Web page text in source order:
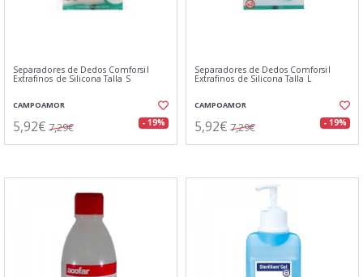
Separadores de Dedos Comforsil
Extrafinos de Silicona Talla S
CAMPOAMOR
5,92€ 7,29€ - 19%
Separadores de Dedos Comforsil
Extrafinos de Silicona Talla L
CAMPOAMOR
5,92€ 7,29€ - 19%